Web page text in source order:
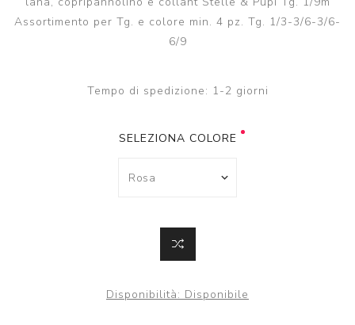
Assortimento per Tg. e colore min. 4 pz. Tg. 1/3-3/6-3/6-
6/9
Tempo di spedizione: 1-2 giorni
SELEZIONA COLORE
Disponibilità: Disponibile